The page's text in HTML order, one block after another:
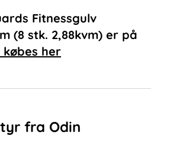
Fitnessgulv
(8 stk. 2,88kvm) er på
købes her
fra Odin